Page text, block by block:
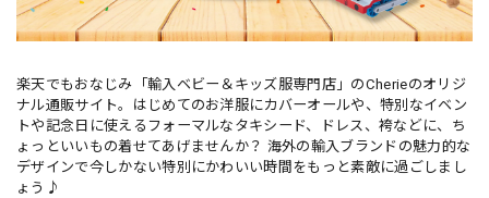
楽天でもおなじみ「輸入ベビー＆キッズ服専門店」のCherieのオリジ
ナル通販サイト。はじめてのお洋服にカバーオールや、特別なイベン
トや記念日に使えるフォーマルなタキシード、ドレス、袴などに、ち
ょっといいもの着せてあげませんか？ 海外の輸入ブランドの魅力的な
デザインで今しかない特別にかわいい時間をもっと素敵に過ごしまし
ょう♪